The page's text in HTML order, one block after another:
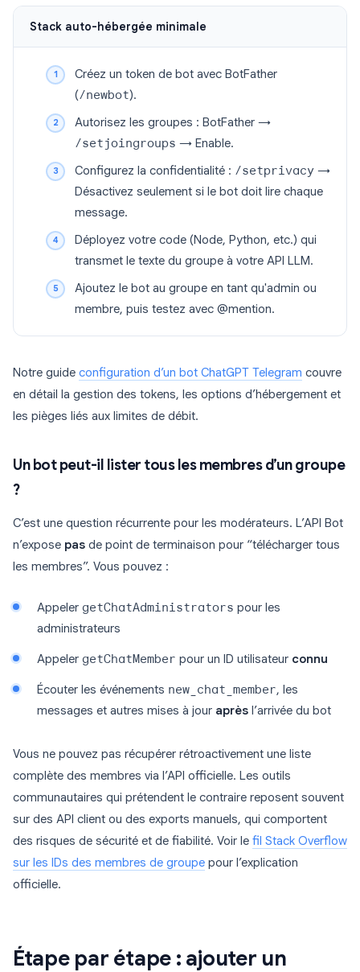
Stack auto-hébergée minimale
Créez un token de bot avec BotFather
(/newbot).
Autorisez les groupes : BotFather →
/setjoingroups → Enable.
Configurez la confidentialité : /setprivacy →
Désactivez seulement si le bot doit lire chaque
message.
Déployez votre code (Node, Python, etc.) qui
transmet le texte du groupe à votre API LLM.
Ajoutez le bot au groupe en tant qu'admin ou
membre, puis testez avec @mention.
Notre guide configuration d’un bot ChatGPT Telegram couvre
en détail la gestion des tokens, les options d’hébergement et
les pièges liés aux limites de débit.
Un bot peut-il lister tous les membres d’un groupe
?
C’est une question récurrente pour les modérateurs. L’API Bot
n’expose pas de point de terminaison pour “télécharger tous
les membres”. Vous pouvez :
Appeler getChatAdministrators pour les
administrateurs
Appeler getChatMember pour un ID utilisateur connu
Écouter les événements new_chat_member, les
messages et autres mises à jour après l’arrivée du bot
Vous ne pouvez pas récupérer rétroactivement une liste
complète des membres via l’API officielle. Les outils
communautaires qui prétendent le contraire reposent souvent
sur des API client ou des exports manuels, qui comportent
des risques de sécurité et de fiabilité. Voir le fil Stack Overflow
sur les IDs des membres de groupe pour l’explication
officielle.
Étape par étape : ajouter un